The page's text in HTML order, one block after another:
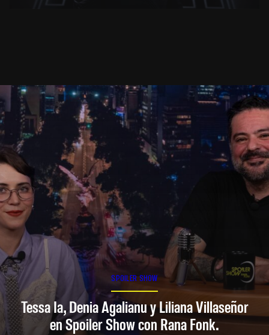
SPOILER SHOW
Tessa Ia, Denia Agalianu y Liliana Villaseñor
en Spoiler Show con Rana Fonk.